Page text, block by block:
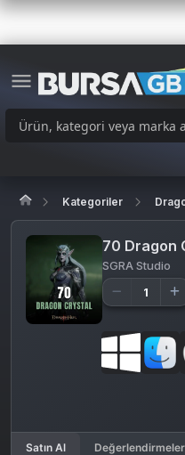
Kategoriler
70 Dragon
SGRA Studio
Satın Al